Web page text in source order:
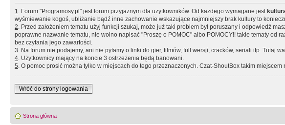
1. Forum "Programosy.pl" jest forum przyjaznym dla użytkowników. Od każdego wymagane jest
wyśmiewanie kogoś, ubliżanie bądź inne zachowanie wskazujące najmniejszy brak kultury to
2. Przed założeniem tematu użyj funkcji szukaj, może już taki problem był poruszany i odpowiedź
poprawne nazwanie tematu, nie wolno napisać "Proszę o POMOC" albo POMOCY!! takie tematy od
bez czytania jego zawartości.
3. Na forum nie podajemy, ani nie pytamy o linki do gier, filmów, full wersji, cracków, seriali itp. Tutaj
4. Użytkownicy mający na koncie 3 ostrzeżenia będą banowani.
5. O pomoc prosić można tylko w miejscach do tego przeznaczonych. Czat-ShoutBox takim miejscem
Wróć do strony logowania
Strona główna